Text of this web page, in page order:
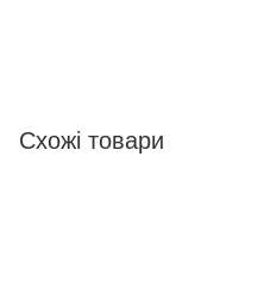
Схожі товари